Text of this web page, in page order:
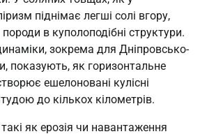
піднімає легші солі вгору,
в куполоподібні структури.
зокрема для Дніпровсько-
показують, як горизонтальне
ешелоновані кулісні
до кількох кілометрів.
як ерозія чи навантаження